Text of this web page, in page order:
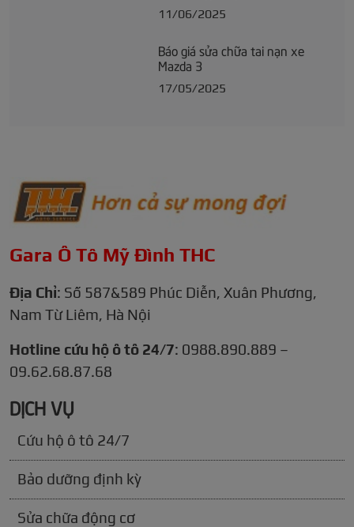
11/06/2025
Báo giá sửa chữa tai nạn xe
Mazda 3
17/05/2025
Gara Ô Tô Mỹ Đình THC
Địa Chỉ: Số 587&589 Phúc Diễn, Xuân Phương,
Nam Từ Liêm, Hà Nội
Hotline cứu hộ ô tô 24/7: 0988.890.889 –
09.62.68.87.68
DỊCH VỤ
Cứu hộ ô tô 24/7
Bảo dưỡng định kỳ
Sửa chữa động cơ